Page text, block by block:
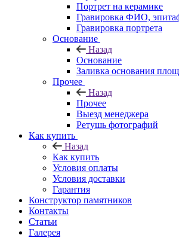
Портрет на керамике
Гравировка ФИО,
Гравировка портрета
Основание
Назад
Основание
Заливка основания
Прочее
Назад
Прочее
Выезд менеджера
Ретушь фотографий
Как купить
Назад
Как купить
Условия оплаты
Условия доставки
Гарантия
Конструктор памятников
Контакты
Статьи
Галерея